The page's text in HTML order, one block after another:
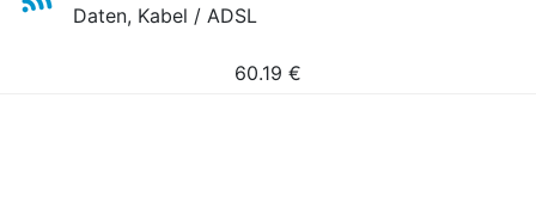
Daten, Kabel / ADSL
60.19 €